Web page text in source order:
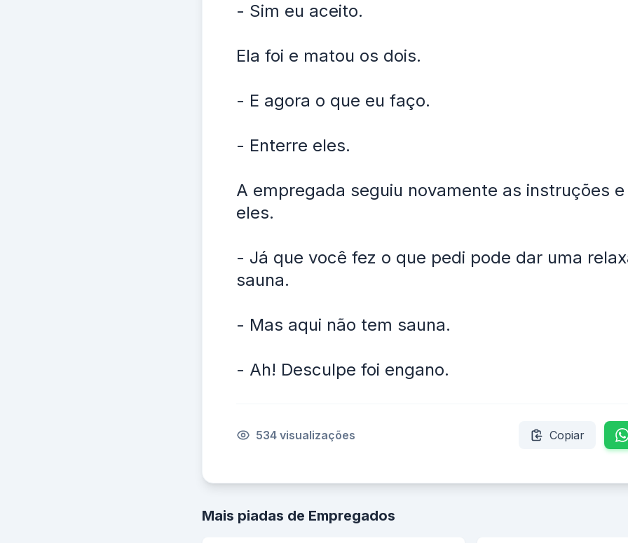
- Sim eu aceito.
Ela foi e matou os dois.
- E agora o que eu faço.
- Enterre eles.
A empregada seguiu novamente as instruções
eles.
- Já que você fez o que pedi pode dar uma
sauna.
- Mas aqui não tem sauna.
- Ah! Desculpe foi engano.
534 visualizações Copiar
Mais piadas de Empregados